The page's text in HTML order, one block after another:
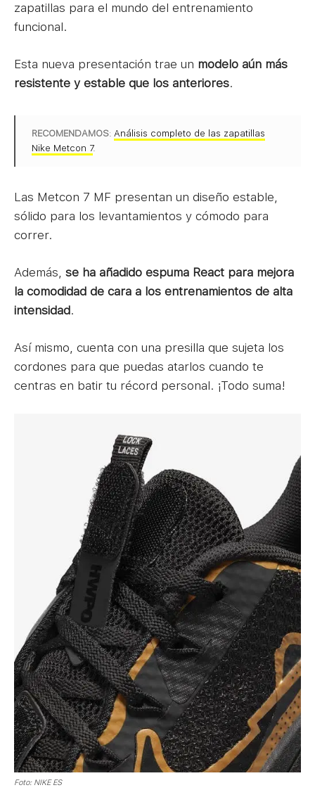
zapatillas para el mundo del entrenamiento
funcional.
Esta nueva presentación trae un modelo aún más
resistente y estable que los anteriores.
RECOMENDAMOS: Análisis completo de las zapatillas
Nike Metcon 7.
Las Metcon 7 MF presentan un diseño estable,
sólido para los levantamientos y cómodo para
correr.
Además, se ha añadido espuma React para mejora
la comodidad de cara a los entrenamientos de alta
intensidad.
Así mismo, cuenta con una presilla que sujeta los
cordones para que puedas atarlos cuando te
centras en batir tu récord personal. ¡Todo suma!
Foto: NIKE ES